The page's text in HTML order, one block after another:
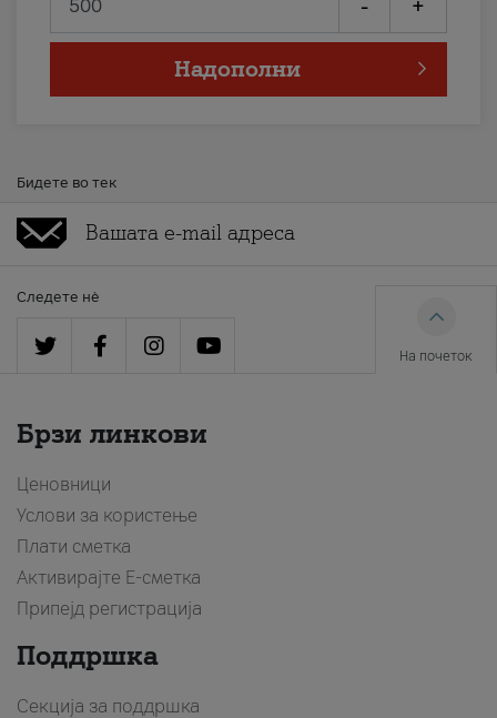
- +
Надополни
Бидете во тек
Следете нè
На почеток
Брзи линкови
Ценовници
Услови за користење
Плати сметка
Активирајте Е-сметка
Припејд регистрација
Поддршка
Секција за поддршка